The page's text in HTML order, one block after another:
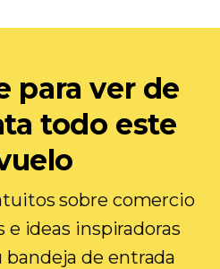
para ver de
todo este
sobre comercio
ideas inspiradoras
de entrada